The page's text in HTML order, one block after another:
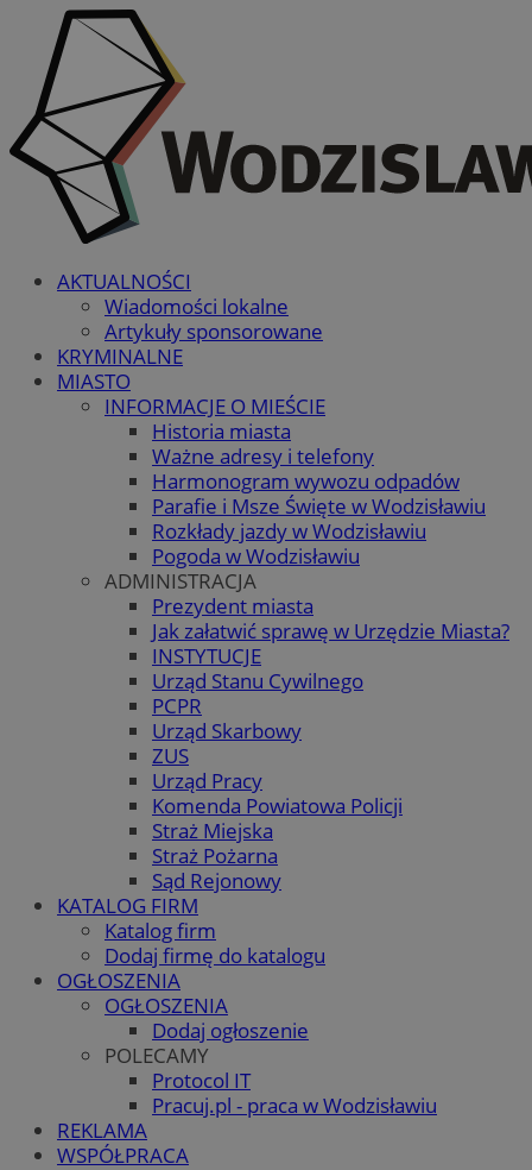
AKTUALNOŚCI
Wiadomości lokalne
Artykuły sponsorowane
KRYMINALNE
MIASTO
INFORMACJE O MIEŚCIE
Historia miasta
Ważne adresy i telefony
Harmonogram wywozu odpadów
Parafie i Msze Święte w Wodzisławiu
Rozkłady jazdy w Wodzisławiu
Pogoda w Wodzisławiu
ADMINISTRACJA
Prezydent miasta
Jak załatwić sprawę w Urzędzie Miasta?
INSTYTUCJE
Urząd Stanu Cywilnego
PCPR
Urząd Skarbowy
ZUS
Urząd Pracy
Komenda Powiatowa Policji
Straż Miejska
Straż Pożarna
Sąd Rejonowy
KATALOG FIRM
Katalog firm
Dodaj firmę do katalogu
OGŁOSZENIA
OGŁOSZENIA
Dodaj ogłoszenie
POLECAMY
Protocol IT
Pracuj.pl - praca w Wodzisławiu
REKLAMA
WSPÓŁPRACA